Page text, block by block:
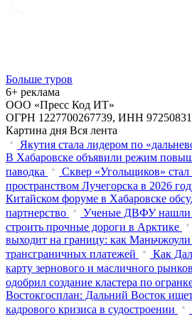
Больше туров
6+ реклама
ООО «Пресс Код ИТ»
ОГРН 1227700267739, ИНН
Картина дня Вся лента
Якутия стала лидером по
В Хабаровске объявили режим
паводка
Сквер «Угольщиков»
пространством Лучегорска в 2026
Китайском форуме в Хабаровске
партнерство
Ученые ДВФУ нашли
строить прочные дороги в Арктике
выходит на границу: как
трансграничных платежей
Как
карту зернового и масличного
одобрил создание кластера по
Востокгосплан: Дальний Восток
кадрового кризиса в судостроении